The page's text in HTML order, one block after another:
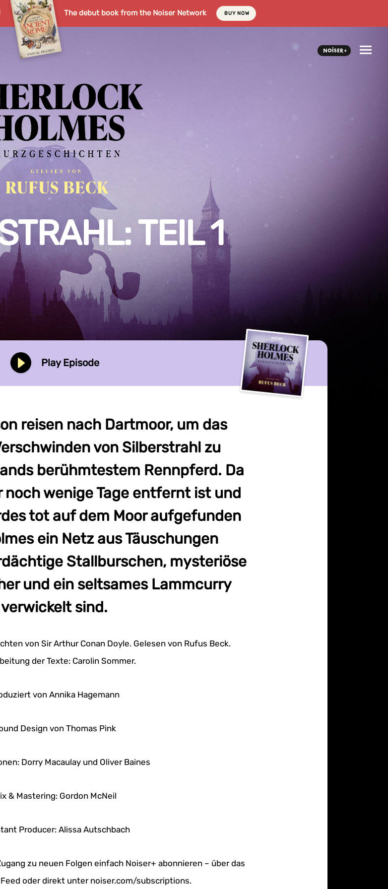
The debut book from the Noiser Network BUY NOW
TEIL 1
Play Episode
reisen nach Dartmoor, um das
von Silberstrahl zu
berühmtestem Rennpferd. Da
noch wenige Tage entfernt ist und
tot auf dem Moor aufgefunden
ein Netz aus Täuschungen
Stallburschen, mysteriöse
und ein seltsames Lammcurry
verwickelt sind.
von Sir Arthur Conan Doyle. Gelesen von Rufus Beck.
der Texte: Carolin Sommer.
von Annika Hagemann
Design von Thomas Pink
Dorry Macaulay und Oliver Baines
& Mastering: Gordon McNeil
Producer: Alissa Autschbach
zu neuen Folgen einfach Noiser+ abonnieren – über das
oder direkt unter noiser.com/subscriptions.